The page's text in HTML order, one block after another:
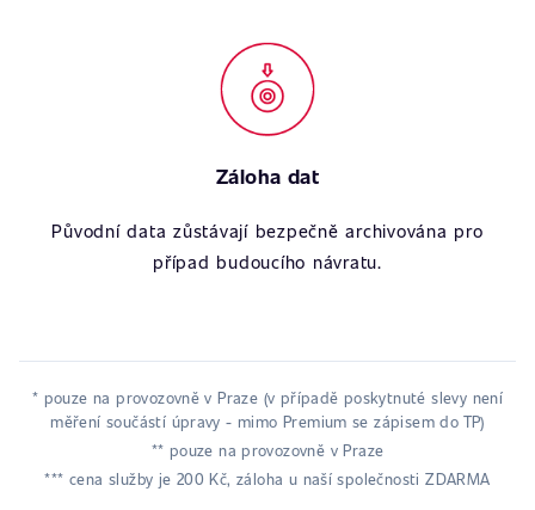
Záloha dat
Původní data zůstávají bezpečně archivována pro
případ budoucího návratu.
* pouze na provozovně v Praze (v případě poskytnuté slevy není
měření součástí úpravy - mimo Premium se zápisem do TP)
** pouze na provozovně v Praze
*** cena služby je 200 Kč, záloha u naší společnosti ZDARMA